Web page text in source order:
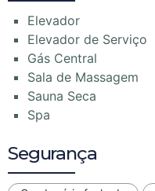
Elevador
Elevador de Serviço
Gás Central
Sala de Massagem
Sauna Seca
Spa
Segurança